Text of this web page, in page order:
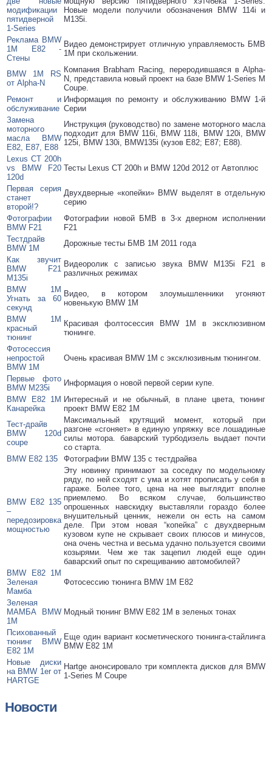
модификации
пятидверной
1-Series
Новые модели получили обозначения BMW 114i и
М135i.
Реклама BMW
1M E82 -
Стены
Видео демонстрирует отличную управляемость БМВ
1М при скольжении.
BMW 1M RS
от Alpha-N
Компания Brabham Racing, переродившаяся в Alpha-
N, представила новый проект на базе BMW 1-Series M
Coupe.
Ремонт и
обслуживание
Информация по ремонту и обслуживанию BMW 1-й
Серии
Замена
моторного
масла BMW
E82, E87, E88
Инструкция (руководство) по замене моторного масла
подходит для BMW 116i, BMW 118i, BMW 120i, BMW
125i, BMW 130i, BMW135i (кузов E82; E87; E88).
Lexus CT 200h
vs BMW F20
120d
Тесты Lexus CT 200h и BMW 120d 2012 от Автоплюс
Первая серия
станет
второй!?
Двухдверные «копейки» BMW выделят в отдельную
серию
Фотографии
BMW F21
Фотографии новой БМВ в 3-х дверном исполнении
F21
Тестдрайв
BMW 1M
Дорожные тесты БМВ 1М 2011 года
Как звучит
BMW F21
M135i
Видеоролик с записью звука BMW M135i F21 в
различных режимах
BMW 1M
Угнать за 60
секунд
Видео, в котором злоумышленники угоняют
новенькую BMW 1M
BMW 1M
красный
тюнинг
Красивая фолтосессия BMW 1M в эксклюзивном
тюнинге.
Фотосессия
непростой
BMW 1M
Очень красивая BMW 1M с эксклюзивным тюнингом.
Первые фото
BMW M235i
Информация о новой первой серии купе.
BMW E82 1M
Канарейка
Интересный и не обычный, в плане цвета, тюнинг
проект BMW E82 1M
Тест-драйв
BMW 120d
coupe
Максимальный крутящий момент, который при
разгоне «сгоняет» в единую упряжку все лошадиные
силы мотора. баварский турбодизель выдает почти
со старта.
BMW E82 135
Фотографии BMW 135 с тестдрайва
BMW E82 135
–
передозировка
мощностью
Эту новинку принимают за соседку по модельному
ряду, по ней сходят с ума и хотят прописать у себя в
гараже. Более того, цена на нее выглядит вполне
приемлемо. Во всяком случае, большинство
опрошенных навскидку выставляли гораздо более
внушительный ценник, нежели он есть на самом
деле. При этом новая “копейка” с двухдверным
кузовом купе не скрывает своих плюсов и минусов,
она очень честна и весьма удачно пользуется своими
козырями. Чем же так зацепил людей еще один
баварский опыт по скрещиванию автомобилей?
BMW E82 1M
Зеленая
Мамба
Фотосессию тюнинга BMW 1M E82
Зеленая
МАМБА BMW
1M
Модный тюнинг BMW E82 1M в зеленых тонах
Психованный
тюнинг BMW
E82 1M
Еще один вариант косметического тюнинга-стайлинга
BMW E82 1M
Новые диски
на BMW 1er от
HARTGE
Hartge анонсировало три комплекта дисков для BMW
1-Series M Coupe
Новости